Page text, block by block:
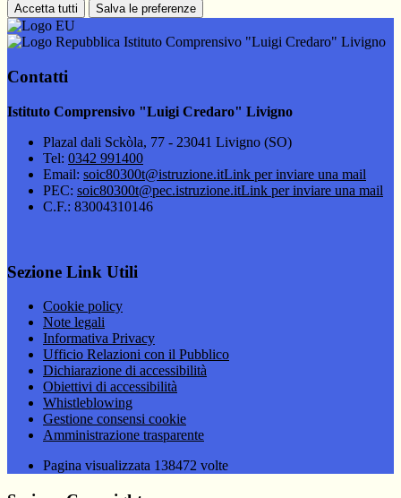
Accetta tutti Salva le preferenze
Istituto Comprensivo "Luigi Credaro" Livigno
Contatti
Istituto Comprensivo "Luigi Credaro" Livigno
Plazal dali Sckòla, 77 - 23041 Livigno (SO)
Tel: 0342 991400
Email: soic80300t@istruzione.itLink per inviare una mail
PEC: soic80300t@pec.istruzione.itLink per inviare una mail
C.F.: 83004310146
Sezione Link Utili
Cookie policy
Note legali
Informativa Privacy
Ufficio Relazioni con il Pubblico
Dichiarazione di accessibilità
Obiettivi di accessibilità
Whistleblowing
Gestione consensi cookie
Amministrazione trasparente
Pagina visualizzata 138472 volte